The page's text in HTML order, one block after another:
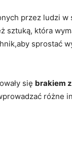
przez ludzi w
sztuką, która
​sprostać⁢
się brakiem‌
różne